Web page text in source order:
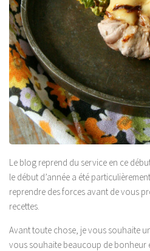
Le blog reprend du service en ce
le début d’année a été
reprendre des forces avant de vous
recettes.
Avant toute chose, je vous souhaite
vous souhaite beaucoup de bonheur